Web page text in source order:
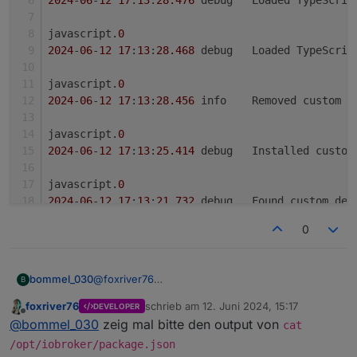
javascript. 0
2024-06-12 17: 13: 28.468
debug	Loaded
javascript. 0
2024-06-12 17: 13: 28.456
info	Removed custom
javascript. 0
2024-06-12 17: 13: 25.414
debug	Installed
javascript. 0
2024-06-12 17: 13: 21.732
debug	Found
javascript.0
2024-06-12 17:13 18.441
debug	Found
javascript.
0
2024-06 - 12 17:13 :18.434
0
B bommel_030@foxriver76
installiert, das Skript klappt trotzdem mit controller
>6 nicht mehr.
Und das "gith" werde ich nicht mehr los....
javascript.0
2024-06-12 17:13:28.477	debug	Loaded
Offline
foxriver76 DEVELOPER schrieb am 12. Juni 2024, 15:17
zuletzt editiert von
@bommel_030 zeig mal bitte den output von cat
/opt/iobroker/package.json